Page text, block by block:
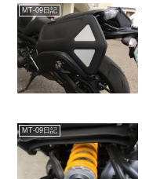
MT-09日記
MT-09日記